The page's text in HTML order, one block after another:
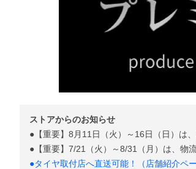
ストアからのお知らせ
●【重要】8月11日（火）～16日（日）は
●【重要】7/21（火）～8/31（月）は、物
●タイヤ取付店へ直送可能！（店舗紹介ペー